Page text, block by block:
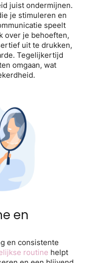
juist ondermijnen.
je stimuleren en
speelt
over je behoeften,
uit te drukken,
Tegelijkertijd
omgaan, wat
en
en consistente
routine helpt